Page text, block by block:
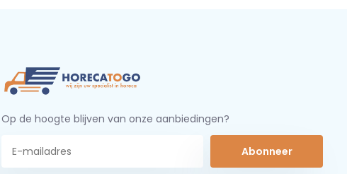
Op de hoogte blijven van onze aanbiedingen?
Abonneer